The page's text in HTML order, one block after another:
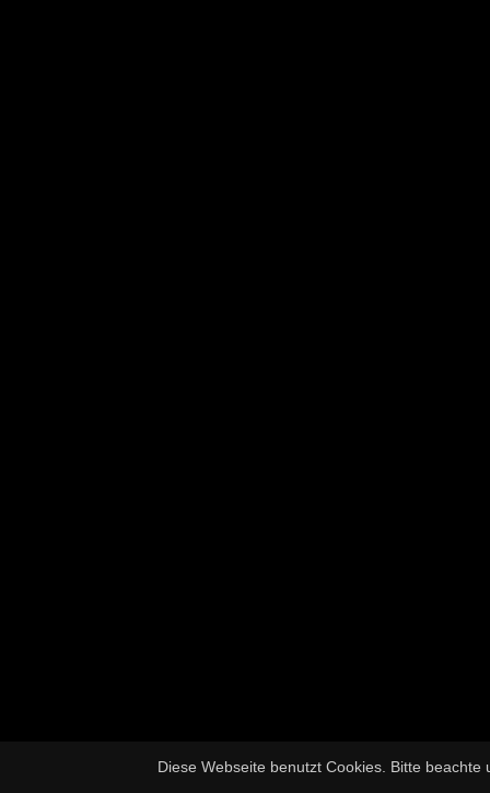
Diese Webseite benutzt Cookies. Bitte beachte